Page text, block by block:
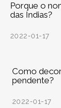
Porque o
das Índias?
2022-01-17
Como
pendente?
2022-01-17